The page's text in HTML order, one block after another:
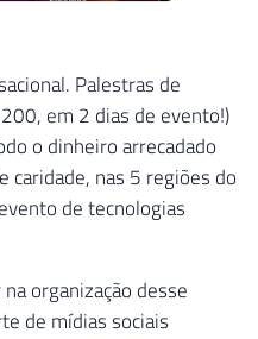
Palestras de
em 2 dias de evento!)
o dinheiro arrecadado
caridade, nas 5 regiões do
de tecnologias
organização desse
de mídias sociais